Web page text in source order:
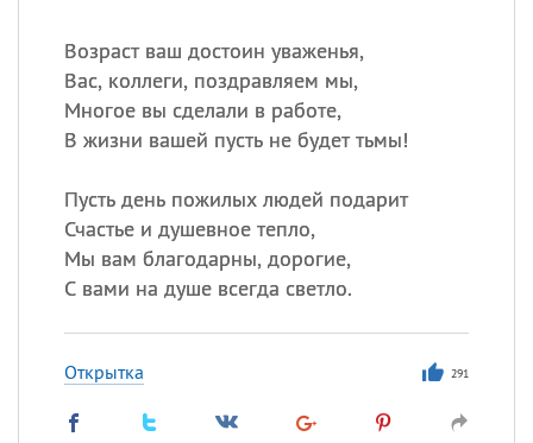
Возраст ваш достоин уваженья,
Вас, коллеги, поздравляем мы,
Многое вы сделали в работе,
В жизни вашей пусть не будет тьмы!
Пусть день пожилых людей подарит
Счастье и душевное тепло,
Мы вам благодарны, дорогие,
С вами на душе всегда светло.
Открытка 291